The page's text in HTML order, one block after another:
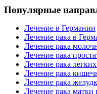
Популярные
Лечение в Германии
Лечение рака в
Лечение рака
Лечение рака
Лечение рака
Лечение рака
Лечение рака
Лечение рака матки